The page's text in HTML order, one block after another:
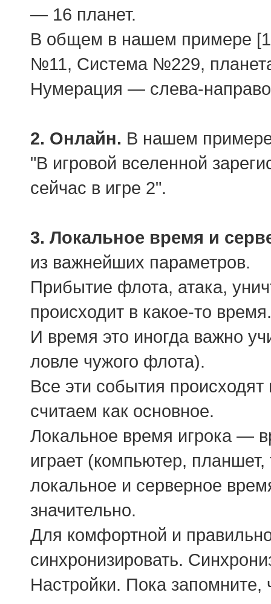
— 16 планет.
В общем в нашем примере
№11, Система №229,
Нумерация — слева-направо
2. Онлайн. В нашем примере
"В игровой вселенной
сейчас в игре 2".
3. Локальное время и
из важнейших параметров.
Прибытие флота, атака,
происходит в какое-то время.
И время это иногда важно
ловле чужого флота).
Все эти события
считаем как основное.
Локальное время игрока —
играет (компьютер,
локальное и серверное
значительно.
Для комфортной и
синхронизировать.
Настройки. Пока запомните,